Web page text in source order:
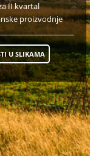
II kvartal
proizvodnje
U SLIKAMA